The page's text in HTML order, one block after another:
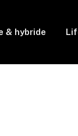
& hybride